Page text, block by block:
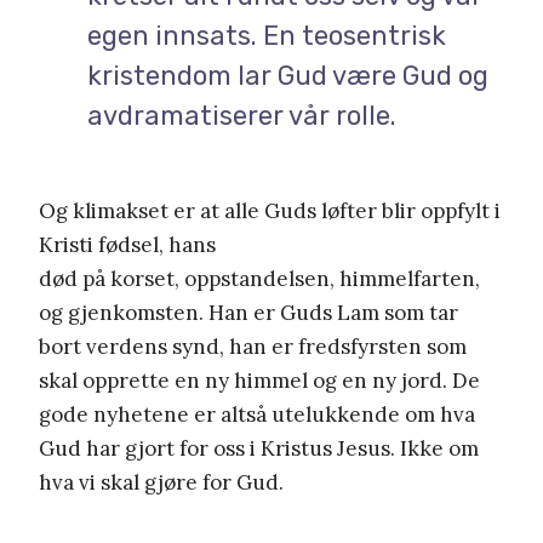
egen innsats. En teosentrisk
kristendom lar Gud være Gud og
avdramatiserer vår rolle.
Og klimakset er at alle Guds løfter blir oppfylt i
Kristi fødsel, hans
død på korset, oppstandelsen, himmelfarten,
og gjenkomsten. Han er Guds Lam som tar
bort verdens synd, han er fredsfyrsten som
skal opprette en ny himmel og en ny jord. De
gode nyhetene er altså utelukkende om hva
Gud har gjort for oss i Kristus Jesus. Ikke om
hva vi skal gjøre for Gud.